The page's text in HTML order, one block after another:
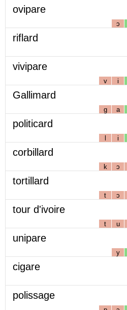
ovipare
ɔ
riflard
vivipare
v i
Gallimard
g a
politicard
l i
corbillard
k ɔ
tortillard
t ɔ
tour d'ivoire
t u
unipare
y
cigare
polissage